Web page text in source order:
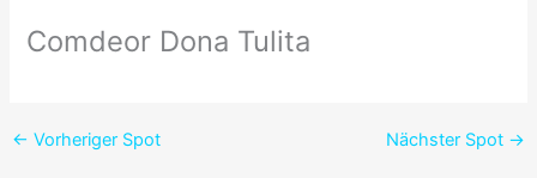
Comdeor Dona Tulita
← Vorheriger Spot Nächster Spot →